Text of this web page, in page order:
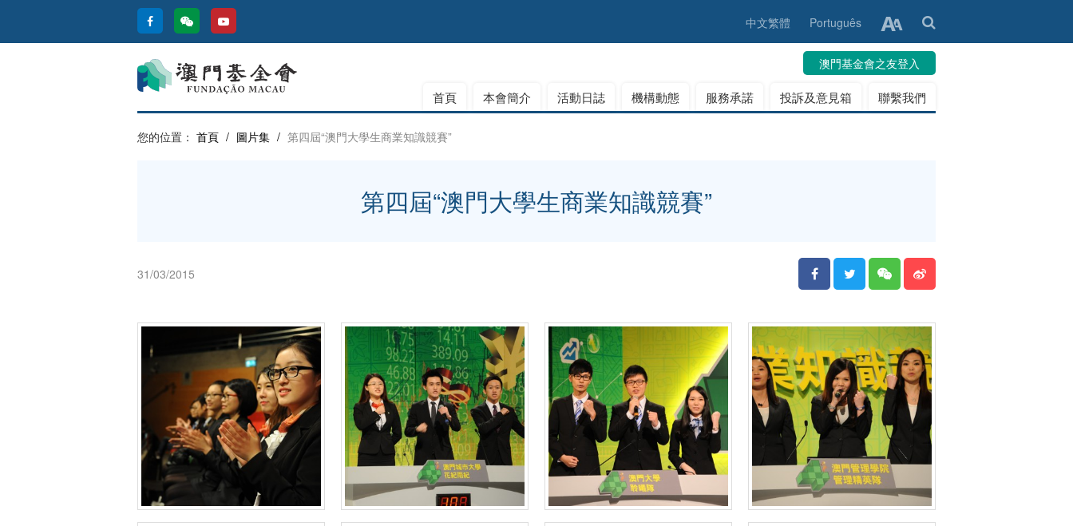
中文繁體 Português
澳門基金會之友登入
首頁 本會簡介 活動日誌 機構動態 服務承諾 投訴及意見箱 聯繫我們
您的位置： 首頁 / 圖片集 / 第四屆“澳門大學生商業知識競賽”
第四屆“澳門大學生商業知識競賽”
31/03/2015